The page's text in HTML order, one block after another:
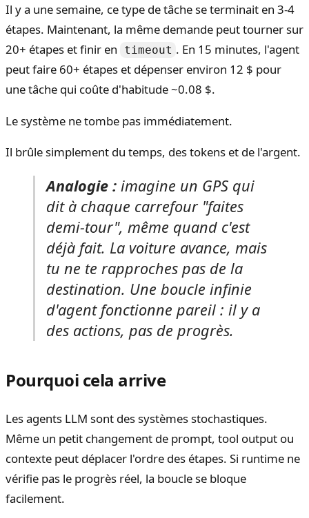
Il y a une semaine, ce type de tâche se terminait en 3-4
étapes. Maintenant, la même demande peut tourner sur
20+ étapes et finir en
timeout . En 15 minutes, l'agent
peut faire 60+ étapes et dépenser environ 12 $ pour
une tâche qui coûte d'habitude ~0.08 $.
Le système ne tombe pas immédiatement.
Il brûle simplement du temps, des tokens et de l'argent.
Analogie : imagine un GPS qui
dit à chaque carrefour "faites
demi-tour", même quand c'est
déjà fait. La voiture avance, mais
tu ne te rapproches pas de la
destination. Une boucle infinie
d'agent fonctionne pareil : il y a
des actions, pas de progrès.
Pourquoi cela arrive
Les agents LLM sont des systèmes stochastiques.
Même un petit changement de prompt, tool output ou
contexte peut déplacer l'ordre des étapes. Si runtime ne
vérifie pas le progrès réel, la boucle se bloque
facilement.